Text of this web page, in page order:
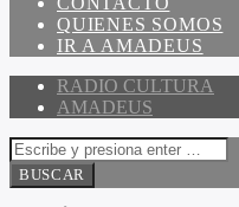
QUIENES SOMOS
IR A AMADEUS
RADIO CULTURA
AMADEUS